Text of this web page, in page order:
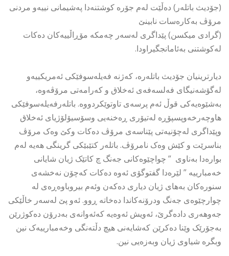
(جۆدیث باتلەر) دەڵێت لەم جۆرە کوشتنەدا پەشیمانی نییەو مردنی
مرۆڤ بەکارەسات نابینێ
(گرادی میکسن) پێداگری لەسەر چەمکە مۆڕاڵییەکان دەکات
لەکوشتنی بەئامانجگیراودا.
دیارترینیان جۆدیث باتلەرە، کەژنە فەیلەسوفێکی ئەمریکییەو
لەگۆشەنیگای فەلسەفەی ئەخلاق و کەرامەتی مرۆڤەوە،
بەشێوەیەکی قوڵ ئەم پرسەی تاوتوێکردووە. باتلەرفەیلەسوفێکی
هاوچەرخەوپسپۆڕە لەتیۆری ڕەخنەیی وسۆسیۆلۆژیای ئەخلاق
وپێداگری لەچۆنیەتی پێناسەی مرۆڤ دەکات وکێ وەک مرۆڤ
بناسرێت و کێش وەک نامرۆڤ. باتلەر کتێبێکی گرینگی هەیە لەم
بوارەدا بەناوی ” چواچێوەکانی جەنگ چ کاتێک ژیان شایانی
خەمبارییە ” لێرەدا گفتوگۆی ئەوە دەکات کەچۆن نەخشەی
سنورەکان بەهای ژیان دیاری دەکەن وئەم بیروباوەڕەی لە
چوارچێوەی جەنگ ودرۆنەکاندا دەخاتە ڕوو. ئەو پێ لەسەر خاڵێکی
جەوهەری دادەگرێ، ئەویش ئەوەیە کەئەوانەی بەدرۆن دەکوژرێن
بەجۆرێک وێنا دەکرێن کەشایەنی هیچ دڵتەنگی وخەمبارییەک نین
وبگرە شیاوی ژیان وبەزەیی نین.